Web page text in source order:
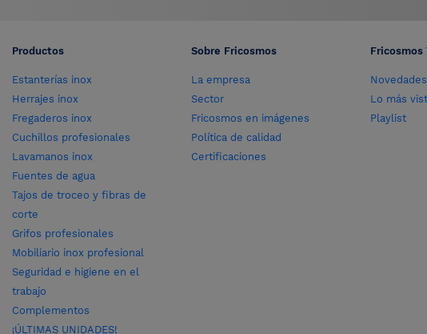
Productos
Estanterías inox
Herrajes inox
Fregaderos inox
Cuchillos profesionales
Lavamanos inox
Fuentes de agua
Tajos de troceo y fibras de
corte
Grifos profesionales
Mobiliario inox profesional
Seguridad e higiene en el
trabajo
Complementos
¡ÚLTIMAS UNIDADES!
Sobre Fricosmos
La empresa
Sector
Fricosmos en imágenes
Política de calidad
Certificaciones
Fricosmos
Novedades
Lo más
Playlist